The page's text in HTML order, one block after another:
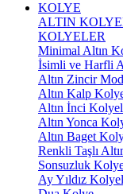
KOLYE
ALTIN
KOLYELER
Minimal Altın
İsimli ve Harfli
Altın Zincir
Altın Kalp
Altın İnci
Altın Yonca
Altın Baget
Renkli Taşlı
Sonsuzluk
Ay Yıldız